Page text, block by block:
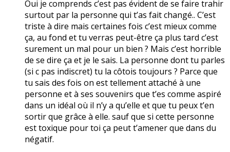
Oui je comprends c’est pas évident de se faire trahir
surtout par la personne qui t’as fait changé.. C’est
triste à dire mais certaines fois c’est mieux comme
ça, au fond et tu verras peut-être ça plus tard c’est
surement un mal pour un bien ? Mais c’est horrible
de se dire ça et je le sais. La personne dont tu parles
(si c pas indiscret) tu la côtois toujours ? Parce que
tu sais des fois on est tellement attaché à une
personne et à ses souvenirs que t’es comme aspiré
dans un idéal où il n’y a qu’elle et que tu peux t’en
sortir que grâce à elle. sauf que si cette personne
est toxique pour toi ça peut t’amener que dans du
négatif.